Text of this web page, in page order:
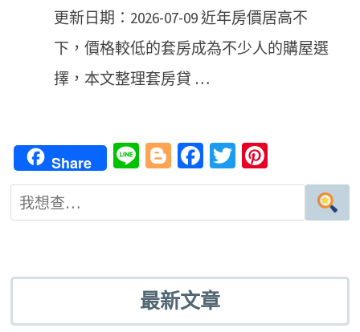
更新日期：2026-07-09 近年房價居高不
下，價格較低的套房成為不少人的購屋選
擇，本文整理套房貸 …
Share
Li
n
Bl
o
Fa
ce
k
T
wi nt
最新文章